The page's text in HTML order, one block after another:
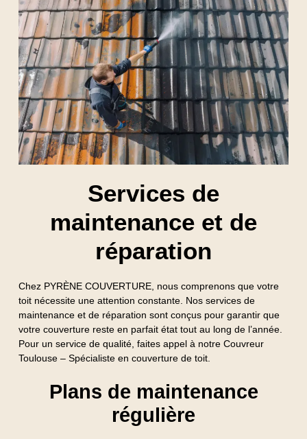
Services de
maintenance et de
réparation
Chez PYRÈNE COUVERTURE, nous comprenons que votre
toit nécessite une attention constante. Nos services de
maintenance et de réparation sont conçus pour garantir que
votre couverture reste en parfait état tout au long de l’année.
Pour un service de qualité, faites appel à notre Couvreur
Toulouse – Spécialiste en couverture de toit.
Plans de maintenance
régulière